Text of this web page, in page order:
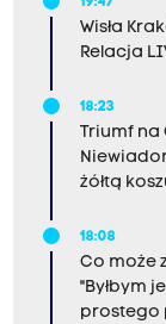
Wisła
Relacja
18:23
Triumf na
żółtą
18:08
Co może
"Byłbym
prostego